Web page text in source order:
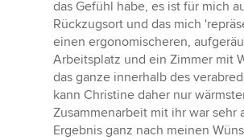
das Gefühl habe, es ist für mich
Rückzugsort und das mich
einen ergonomischeren,
Arbeitsplatz und ein Zimmer mit
das ganze innerhalb des
kann Christine daher nur
Zusammenarbeit mit ihr war sehr
Ergebnis ganz nach meinen